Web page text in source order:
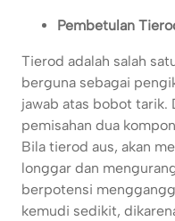
Pembetulan
Tierod adalah salah
berguna sebagai
jawab atas bobot tarik.
pemisahan dua
Bila tierod aus, akan
longgar dan
berpotensi
kemudi sedikit,